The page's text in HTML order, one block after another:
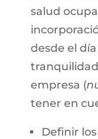
salud
desde el
empresa (
tener en
Definir